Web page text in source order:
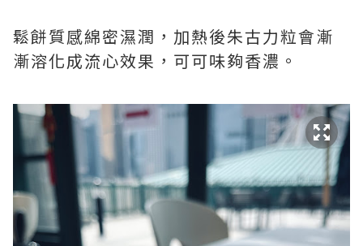
鬆餅質感綿密濕潤，加熱後朱古力粒會漸
漸溶化成流心效果，可可味夠香濃。